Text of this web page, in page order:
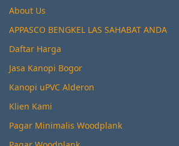
About Us
APPASCO BENGKEL LAS SAHABAT ANDA
Daftar Harga
Jasa Kanopi Bogor
Kanopi uPVC Alderon
Klien Kami
Pagar Minimalis Woodplank